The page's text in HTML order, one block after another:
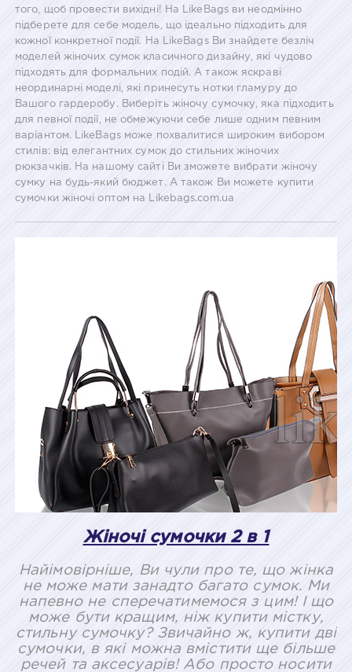
того, щоб провести вихідні! На LikeBags ви неодмінно
підберете для себе модель, що ідеально підходить для
кожної конкретної події. На LikeBags Ви знайдете безліч
моделей жіночих сумок класичного дизайну, які чудово
підходять для формальних подій. А також яскраві
неординарні моделі, які принесуть нотки гламуру до
Вашого гардеробу. Виберіть жіночу сумочку, яка підходить
для певної події, не обмежуючи себе лише одним певним
варіантом. LikeBags може похвалитися широким вибором
стилів: від елегантних сумок до стильних жіночих
рюкзачків. На нашому сайті Ви зможете вибрати жіночу
сумку на будь-який бюджет. А також Ви можете купити
сумочки жіночі оптом на Likebags.com.ua
Жіночі сумочки 2 в 1
Найімовірніше, Ви чули про те, що жінка
не може мати занадто багато сумок. Ми
напевно не сперечатимемося з цим! І що
може бути кращим, ніж купити містку,
стильну сумочку? Звичайно ж, купити дві
сумочки, в які можна вмістити ще більше
речей та аксесуарів! Або просто носити